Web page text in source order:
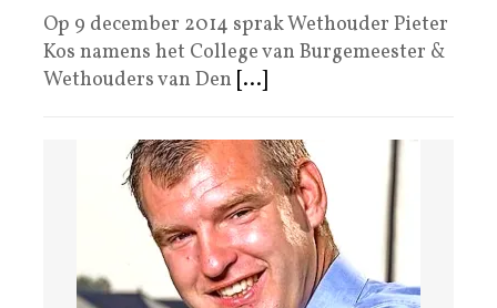
Op 9 december 2014 sprak Wethouder Pieter
Kos namens het College van Burgemeester &
Wethouders van Den [...]